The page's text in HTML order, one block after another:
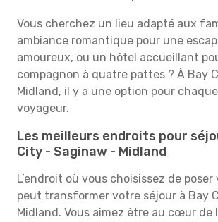
Vous cherchez un lieu adapté aux
ambiance romantique pour une
amoureux, ou un hôtel accueillant
compagnon à quatre pattes ? À Bay
Midland, il y a une option pour
voyageur.
Les meilleurs endroits pour
City - Saginaw - Midland
L’endroit où vous choisissez de poser
peut transformer votre séjour à Bay
Midland. Vous aimez être au cœur de